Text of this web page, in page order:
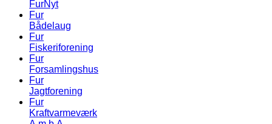
FurNyt
Fur
Bådelaug
Fur
Fiskeriforening
Fur
Forsamlingshus
Fur
Jagtforening
Fur
Kraftvarmeværk